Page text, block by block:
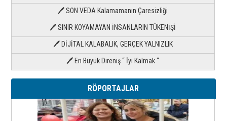
🖊 SON VEDA Kalamamanın Çaresizliği
🖊 SINIR KOYAMAYAN İNSANLARIN TÜKENİŞİ
🖊 DİJİTAL KALABALIK, GERÇEK YALNIZLIK
🖊 En Büyük Direniş “ İyi Kalmak “
RÖPORTAJLAR